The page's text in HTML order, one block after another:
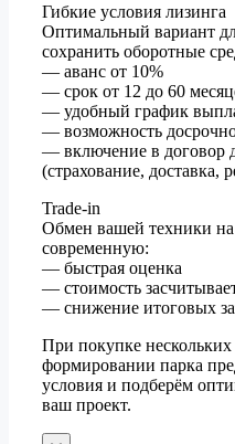
Гибкие условия лизинга
Оптимальный вариант
сохранить оборотные
— аванс от 10%
— срок от 12 до 60
— удобный график
— возможность
— включение в договор
(страхование, доставка,
Trade-in
Обмен вашей техники
современную:
— быстрая оценка
— стоимость
— снижение итоговых
При покупке
формировании парка
условия и подберём
ваш проект.